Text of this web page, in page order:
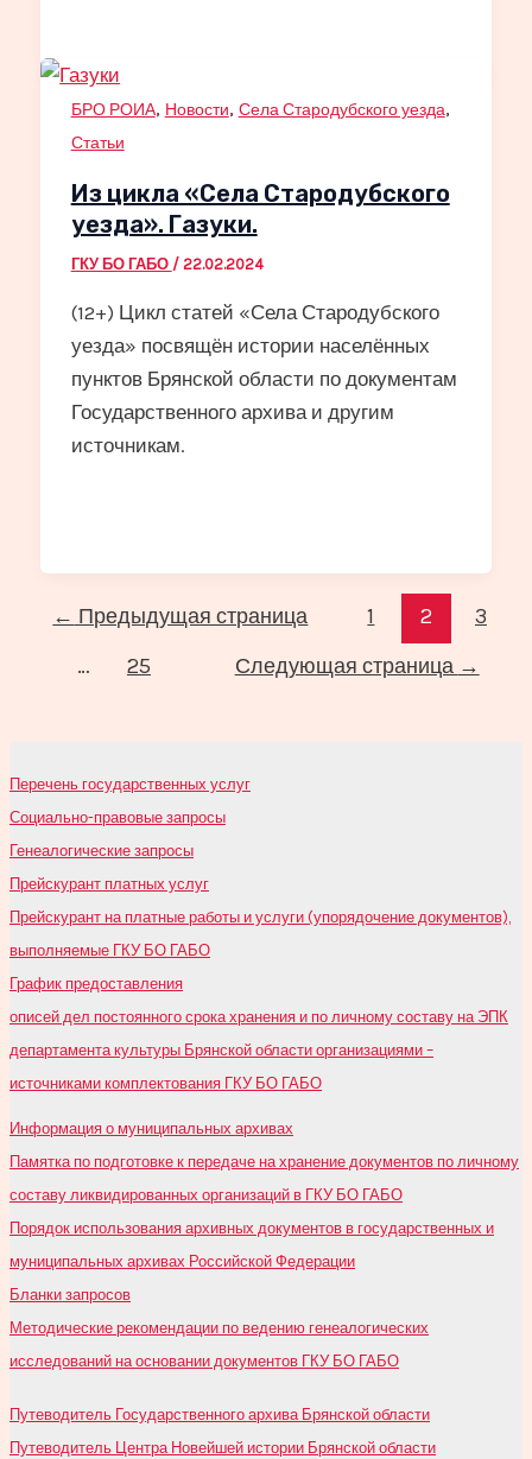
БРО РОИА, Новости, Села Стародубского уезда,
Статьи
Из цикла «Села Стародубского
уезда». Газуки.
ГКУ БО ГАБО / 22.02.2024
(12+) Цикл статей «Села Стародубского
уезда» посвящён истории населённых
пунктов Брянской области по документам
Государственного архива и другим
источникам.
Постраничная
записи
← Предыдущая страница 1 2
3
…
25 Следующая страница →
Перечень государственных услуг
Социально-правовые запросы
Генеалогические запросы
Прейскурант платных услуг
Прейскурант на платные работы и услуги (упорядочение документов),
выполняемые ГКУ БО ГАБО
График предоставления
описей дел постоянного срока хранения и по личному составу на ЭПК
департамента культуры Брянской области организациями –
источниками комплектования ГКУ БО ГАБО
Информация о муниципальных архивах
Памятка по подготовке к передаче на хранение документов по личному
составу ликвидированных организаций в ГКУ БО ГАБО
Порядок использования архивных документов в государственных и
муниципальных архивах Российской Федерации
Бланки запросов
Методические рекомендации по ведению генеалогических
исследований на основании документов ГКУ БО ГАБО
Путеводитель Государственного архива Брянской области
Путеводитель Центра Новейшей истории Брянской области